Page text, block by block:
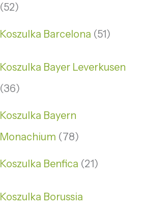
52
Koszulka Barcelona 51
Koszulka Bayer Leverkusen
36
Koszulka Bayern
Monachium
78
Koszulka Benfica 21
Koszulka Borussia